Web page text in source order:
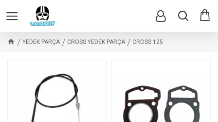
YEDEK PARÇA CROSS YEDEK PARÇA CROSS 125